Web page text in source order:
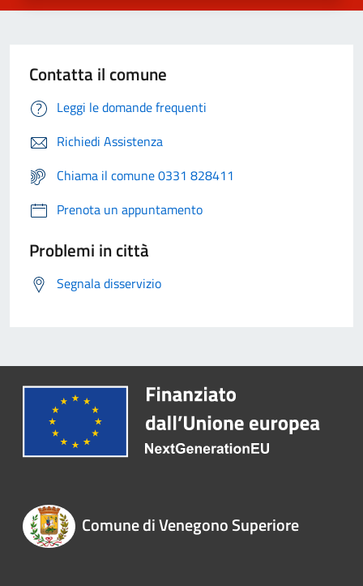
Contatta il comune
Leggi le domande frequenti
Richiedi Assistenza
Chiama il comune 0331 828411
Prenota un appuntamento
Problemi in città
Segnala disservizio
Comune di Venegono Superiore